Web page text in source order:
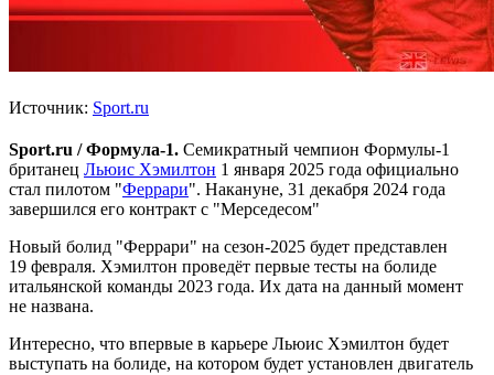
Источник: Sport.ru
Sport.ru / Формула-1. Семикратный чемпион Формулы-1
британец Льюис Хэмилтон 1 января 2025 года официально
стал пилотом "Феррари". Накануне, 31 декабря 2024 года
завершился его контракт с "Мерседесом"
Новый болид "Феррари" на сезон-2025 будет представлен
19 февраля. Хэмилтон проведёт первые тесты на болиде
итальянской команды 2023 года. Их дата на данный момент
не названа.
Интересно, что впервые в карьере Льюис Хэмилтон будет
выступать на болиде, на котором будет установлен двигатель